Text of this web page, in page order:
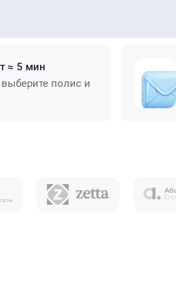
≈ 5 мин
полис и